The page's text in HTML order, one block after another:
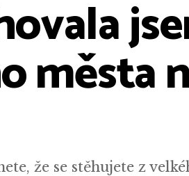
města
že se stěhujete z